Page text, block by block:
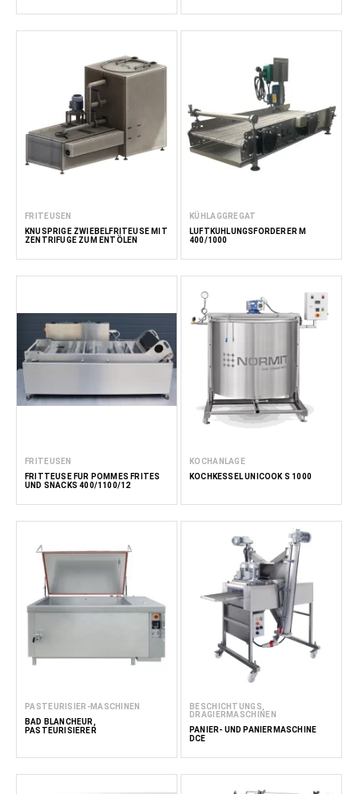
FRITEUSEN
KNUSPRIGE ZWIEBELFRITEUSE MIT
ZENTRIFUGE ZUM ENTÖLEN
KÜHLAGGREGAT
LUFTKÜHLUNGSFÖRDERER M
400/1000
FRITEUSEN
FRITTEUSE FÜR POMMES FRITES
UND SNACKS 400/1100/12
KOCHANLAGE
KOCHKESSEL UNICOOK S 1000
PASTEURISIER-MASCHINEN
BAD BLANCHEUR,
PASTEURISIERER
BESCHICHTUNGS,
DRAGIERMASCHINEN
PANIER- UND PANIERMASCHINE
DCE